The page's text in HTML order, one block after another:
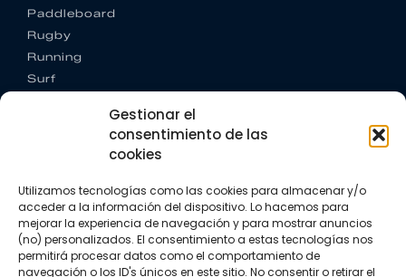
Gestionar el
consentimiento de las
cookies
Utilizamos tecnologías como las cookies para almacenar y/o
acceder a la información del dispositivo. Lo hacemos para
mejorar la experiencia de navegación y para mostrar anuncios
(no) personalizados. El consentimiento a estas tecnologías nos
permitirá procesar datos como el comportamiento de
navegación o los ID's únicos en este sitio. No consentir o retirar el
Paddleboard
Rugby
Running
Surf
CONTACTO
+34 662 342 177
info@vkssport.com
SÍGUENOS